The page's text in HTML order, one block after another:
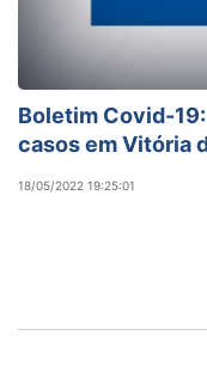
Boletim Covid-
casos em Vitória
18/05/2022 19:25:01